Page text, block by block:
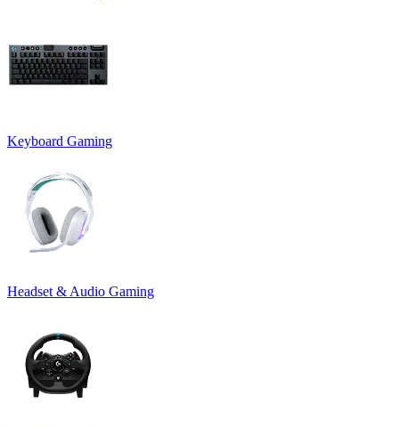
Keyboard Gaming
Headset & Audio Gaming